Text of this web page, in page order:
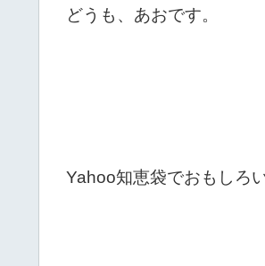
どうも、あおです。
Yahoo知恵袋でおもしろ